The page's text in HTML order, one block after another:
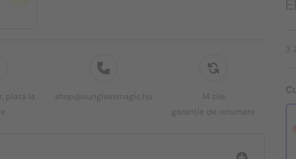
plata la
shop@sunglassmagic.hu
14 zile
garanție de returnare
3